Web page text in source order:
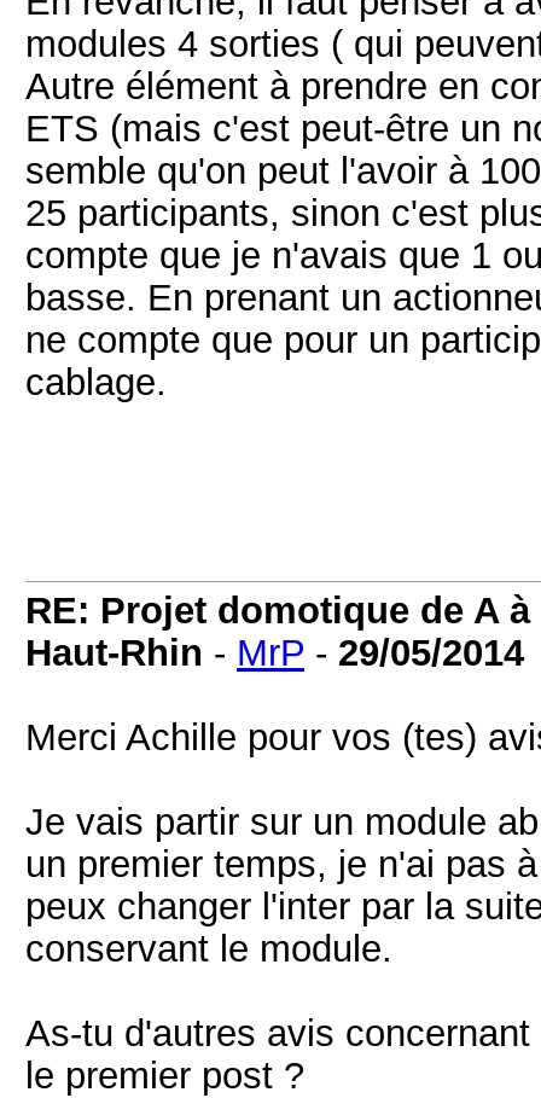
modules 4 sorties ( qui
Autre élément à prendre en
ETS (mais c'est peut-être un
semble qu'on peut l'avoir à
25 participants, sinon c'est
compte que je n'avais que 1
basse. En prenant un
ne compte que pour un
cablage.
RE: Projet domotique de A
Haut-Rhin - MrP - 29/05/2014
Merci Achille pour vos (tes)
Je vais partir sur un module
un premier temps, je n'ai pas
peux changer l'inter par la
conservant le module.
As-tu d'autres avis
le premier post ?